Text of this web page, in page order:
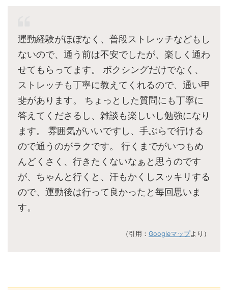
運動経験がほぼなく、普段ストレッチなどもし
ないので、通う前は不安でしたが、楽しく通わ
せてもらってます。 ボクシングだけでなく、
ストレッチも丁寧に教えてくれるので、通い甲
斐があります。 ちょっとした質問にも丁寧に
答えてくださるし、雑談も楽しいし勉強になり
ます。 雰囲気がいいですし、手ぶらで行ける
ので通うのがラクです。 行くまでがいつもめ
んどくさく、行きたくないなぁと思うのです
が、ちゃんと行くと、汗もかくしスッキリする
ので、運動後は行って良かったと毎回思いま
す。
（引用： Googleマップより）